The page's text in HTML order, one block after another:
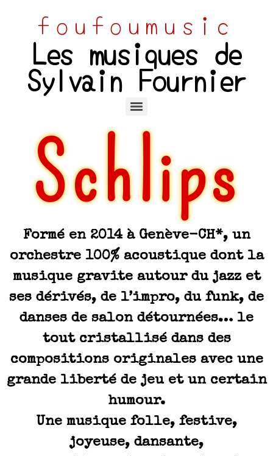
foufoumusic
Les musiques de
Sylvain Fournier
Schlips
Formé en 2014 à Genève-CH*, un
orchestre 100% acoustique dont la
musique gravite autour du jazz et
ses dérivés, de l’impro, du funk, de
danses de salon détournées… le
tout cristallisé dans des
compositions originales avec une
grande liberté de jeu et un certain
humour.
Une musique folle, festive,
joyeuse, dansante,